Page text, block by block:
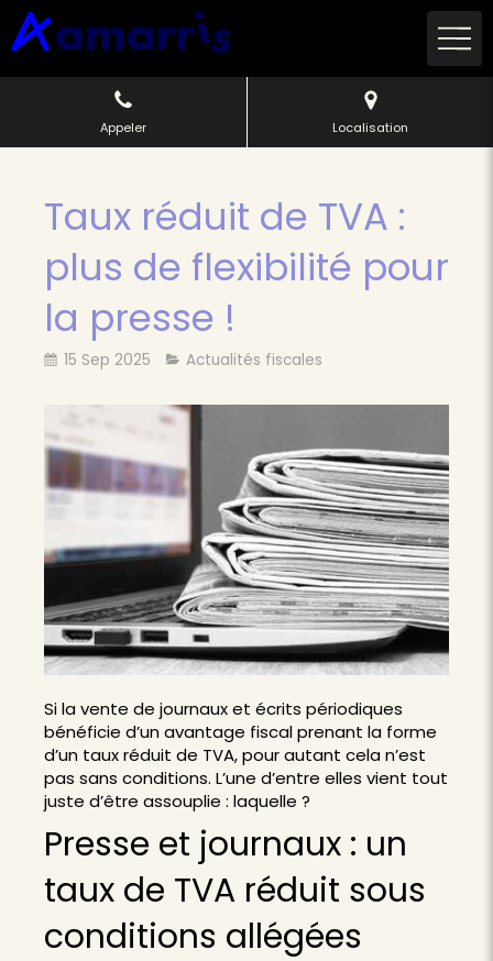
Appeler Localisation
Taux réduit de TVA :
plus de flexibilité pour
la presse !
15 Sep 2025 Actualités fiscales
Si la vente de journaux et écrits périodiques
bénéficie d’un avantage fiscal prenant la forme
d’un taux réduit de TVA, pour autant cela n’est
pas sans conditions. L’une d’entre elles vient tout
juste d’être assouplie : laquelle ?
Presse et journaux : un
taux de TVA réduit sous
conditions allégées